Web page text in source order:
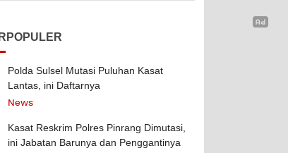
Polda Sulsel Mutasi Puluhan Kasat
Lantas, ini Daftarnya
News
Kasat Reskrim Polres Pinrang Dimutasi,
ini Jabatan Barunya dan Penggantinya